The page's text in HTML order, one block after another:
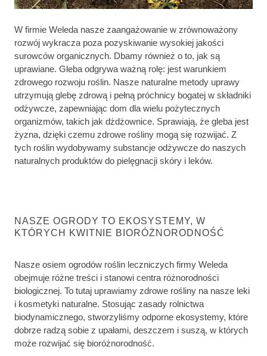
W firmie Weleda nasze zaangażowanie w zrównoważony
rozwój wykracza poza pozyskiwanie wysokiej jakości
surowców organicznych. Dbamy również o to, jak są
uprawiane. Gleba odgrywa ważną rolę: jest warunkiem
zdrowego rozwoju roślin. Nasze naturalne metody uprawy
utrzymują glebę zdrową i pełną próchnicy bogatej w składniki
odżywcze, zapewniając dom dla wielu pożytecznych
organizmów, takich jak dżdżownice. Sprawiają, że gleba jest
żyzna, dzięki czemu zdrowe rośliny mogą się rozwijać. Z
tych roślin wydobywamy substancje odżywcze do naszych
naturalnych produktów do pielęgnacji skóry i leków.
NASZE OGRODY TO EKOSYSTEMY, W
KTÓRYCH KWITNIE BIORÓŻNORODNOŚĆ
Nasze osiem ogrodów roślin leczniczych firmy Weleda
obejmuje różne treści i stanowi centra różnorodności
biologicznej. To tutaj uprawiamy zdrowe rośliny na nasze leki
i kosmetyki naturalne. Stosując zasady rolnictwa
biodynamicznego, stworzyliśmy odporne ekosystemy, które
dobrze radzą sobie z upałami, deszczem i suszą, w których
może rozwijać się bioróżnorodność.